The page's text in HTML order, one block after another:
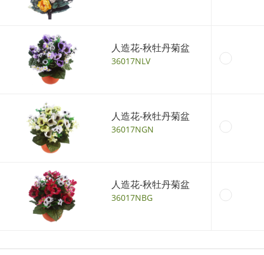
人造花-秋牡丹菊盆
36017NLV
人造花-秋牡丹菊盆
36017NGN
人造花-秋牡丹菊盆
36017NBG